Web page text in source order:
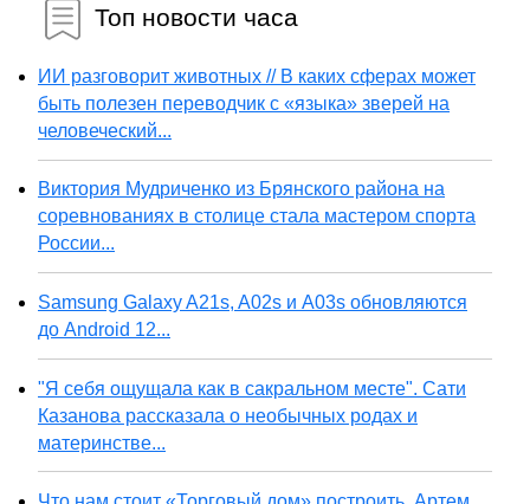
Топ новости часа
ИИ разговорит животных // В каких сферах может
быть полезен переводчик с «языка» зверей на
человеческий...
Виктория Мудриченко из Брянского района на
соревнованиях в столице стала мастером спорта
России...
Samsung Galaxy A21s, A02s и A03s обновляются
до Android 12...
"Я себя ощущала как в сакральном месте". Сати
Казанова рассказала о необычных родах и
материнстве...